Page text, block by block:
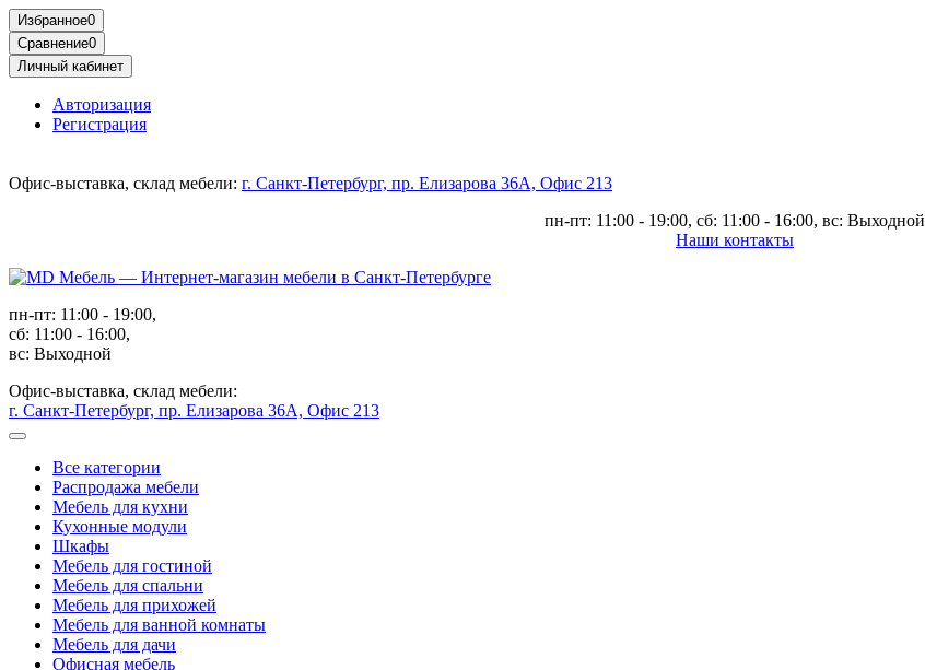
Избранное0
Сравнение0
Личный кабинет
Авторизация
Регистрация
Офис-выставка, склад мебели: г. Санкт-Петербург, пр. Елизарова 36А, Офис 213
пн-пт: 11:00 - 19:00, сб: 11:00 - 16:00, вс: Выходной
Наши контакты
пн-пт: 11:00 - 19:00,
сб: 11:00 - 16:00,
вс: Выходной
Офис-выставка, склад мебели:
г. Санкт-Петербург, пр. Елизарова 36А, Офис 213
Все категории
Распродажа мебели
Мебель для кухни
Кухонные модули
Шкафы
Мебель для гостиной
Мебель для спальни
Мебель для прихожей
Мебель для ванной комнаты
Мебель для дачи
Офисная мебель